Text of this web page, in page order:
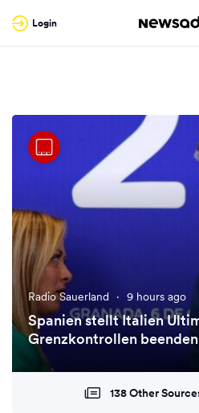
Login
Radio Sauerland · 9 hours ago
Spanien stellt Italien
Grenzkontrollen beenden
138 Other